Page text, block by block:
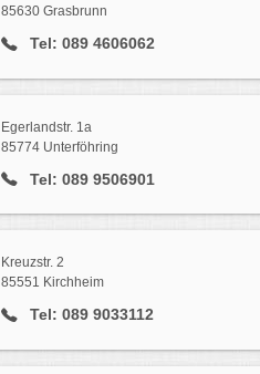
85630 Grasbrunn
Tel: 089 4606062
Egerlandstr. 1a
85774 Unterföhring
Tel: 089 9506901
Kreuzstr. 2
85551 Kirchheim
Tel: 089 9033112